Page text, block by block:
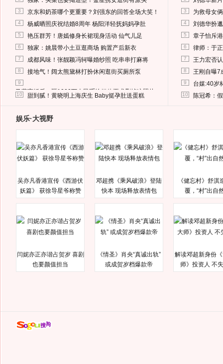
3 京东和奶茶哪个更重要？刘强东的回答全场大笑！
4 杨威晒照庆祝结婚8周年 杨阳洋轻抚妈妈孕肚
5 艳压群芳！唐嫣修身长裙现身活动 仙气儿足
6 独家：姚晨带小土豆逛商场 购置产后新衣
7 成都风味！张靓颖冯轲曝婚纱照 吃串串打麻将
8 接地气！阔太熊黛林打扮休闲逛街买厕所泵
9
马蓉离婚后，砸1000万人民币给媒体要求删掉这照片
10 甜到腻！黄晓明上海庆生 Baby挺孕肚送蛋糕
3 为救母女
4 刘德华扮
5 章子怡斥
6 律师：于
7 王力宏否
8 王刚自曝7
9 台媒:40岁
10 陈冠希：
娱乐·大视野
吴亦凡香港宣传《西游伏
妖篇》 获徐导星爷称赞
邓超携《乘风破浪》登陆
快本 现场释放表情包
《健忘村》舒淇
覆，“村”出自
闫妮亦正亦谐占贺岁 喜剧
也要颜值担当
《情圣》肖央“真诚出轨”
或成贺岁档爆款帝
解读邓超新身份
师》投资人 不